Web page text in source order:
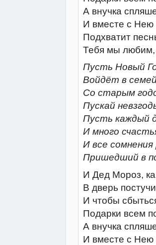
А внучка
И вместе с Нею
Подхватит
Тебя мы
Пусть Новый
Войдёт в
Со старым
Пускай
Пусть каждый
И много
И все
Пришедший в
И Дед Мороз,
В дверь
И чтобы
Подарки всем
А внучка
И вместе с Нею